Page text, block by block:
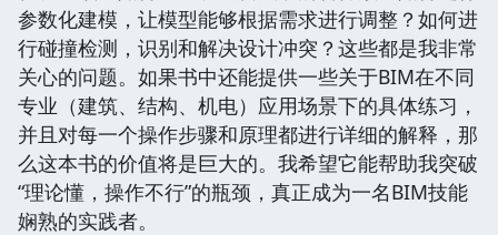
参数化建模，让模型能够根据需求进行调整？如何进
行碰撞检测，识别和解决设计冲突？这些都是我非常
关心的问题。如果书中还能提供一些关于BIM在不同
专业（建筑、结构、机电）应用场景下的具体练习，
并且对每一个操作步骤和原理都进行详细的解释，那
么这本书的价值将是巨大的。我希望它能帮助我突破
“理论懂，操作不行”的瓶颈，真正成为一名BIM技能
娴熟的实践者。